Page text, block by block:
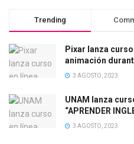
Trending
Pixar lanza
animación
3 AGOSTO, 2023
UNAM lanza
“APRENDER
3 AGOSTO, 2023